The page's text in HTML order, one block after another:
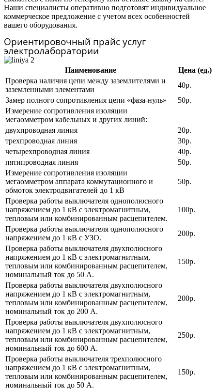
Наши специалисты оперативно подготовят индивидуальное
коммерческое предложение с учетом всех особенностей
вашего оборудования.
Ориентировочный прайс услуг
электролаборатории
Наименование
Цена (ед.)
Проверка наличия цепи между заземлителями и
заземленными элементами
40р.
Замер полного сопротивления цепи «фаза-нуль»
50р.
Измерение сопротивления изоляции
мегаомметром кабельных и других линий:
двухпроводная линия
20р.
трехпроводная линия
30р.
четырехпроводная линия
40р.
пятипроводная линия
50р.
Измерение сопротивления изоляции
мегаомметром аппарата коммутационного и
обмоток электродвигателей до 1 кВ
50р.
Проверка работы выключателя однополюсного
напряжением до 1 кВ с электромагнитным,
тепловым или комбинированным расцепителем.
100р.
Проверка работы выключателя однополюсного
напряжением до 1 кВ с УЗО.
200р.
Проверка работы выключателя двухполюсного
напряжением до 1 кВ с электромагнитным,
тепловым или комбинированным расцепителем,
номинальный ток до 50 А.
150р.
Проверка работы выключателя двухполюсного
напряжением до 1 кВ с электромагнитным,
тепловым или комбинированным расцепителем,
номинальный ток до 200 А.
200р.
Проверка работы выключателя двухполюсного
напряжением до 1 кВ с электромагнитным,
тепловым или комбинированным расцепителем,
номинальный ток до 600 А.
250р.
Проверка работы выключателя трехполюсного
напряжением до 1 кВ с электромагнитным,
тепловым или комбинированным расцепителем,
номинальный ток до 50 А.
150р.